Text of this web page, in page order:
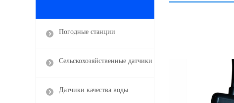
Погодные станции
Сельскохозяйственные датчики
Датчики качества воды